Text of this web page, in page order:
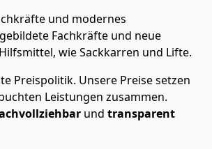
und modernes
Fachkräfte und neue
wie Sackkarren und Lifte.
Preispolitik. Unsere Preise setzen
Leistungen zusammen.
und transparent